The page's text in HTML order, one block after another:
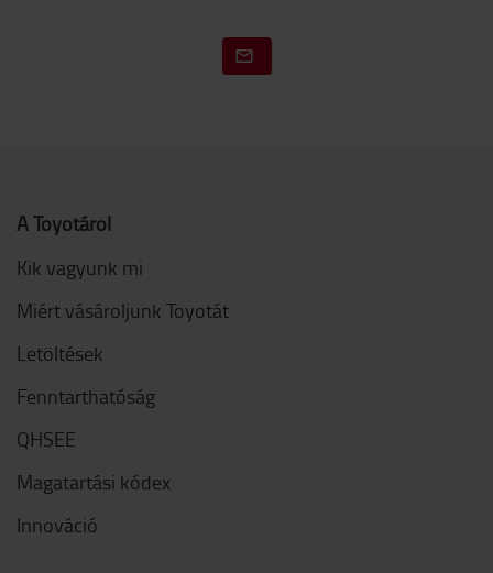
A Toyotáról
Kik vagyunk mi
Miért vásároljunk Toyotát
Letöltések
Fenntarthatóság
QHSEE
Magatartási kódex
Innováció